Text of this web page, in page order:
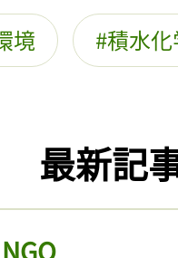
境 積水
最新記